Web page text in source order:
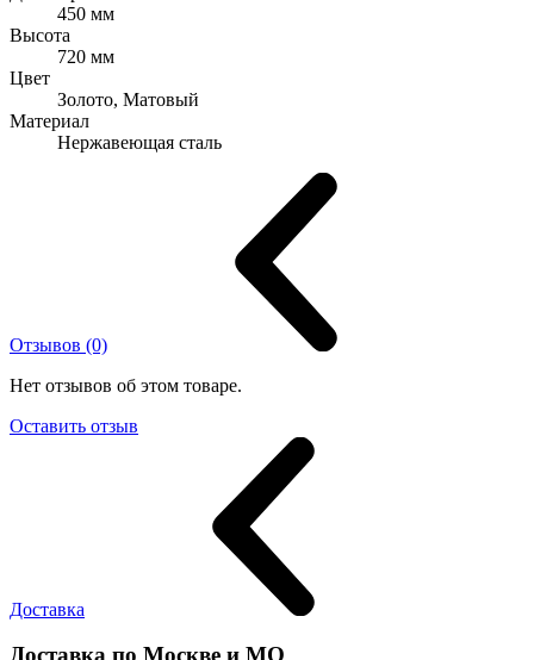
450 мм
Высота
720 мм
Цвет
Золото, Матовый
Материал
Нержавеющая сталь
Отзывов (0)
Нет отзывов об этом товаре.
Оставить отзыв
Доставка